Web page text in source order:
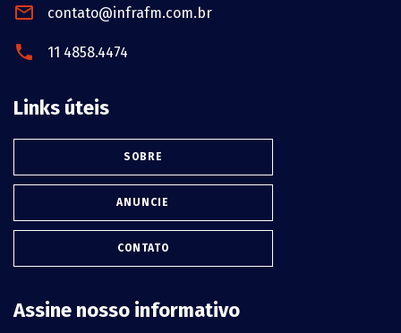
contato@infrafm.com.br
11 4858.4474
Links úteis
SOBRE
ANUNCIE
CONTATO
Assine nosso informativo